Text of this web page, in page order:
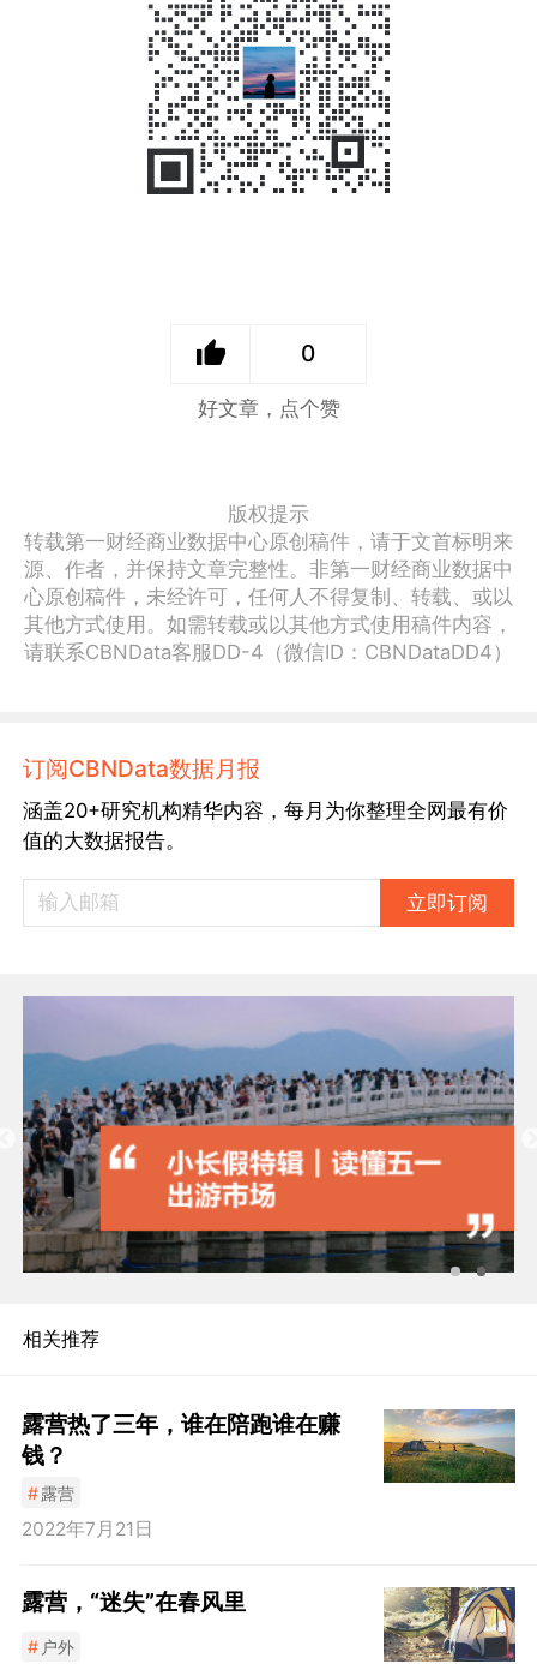
0
好文章，点个赞
版权提示
转载第一财经商业数据中心原创稿件，请于文首标明来
源、作者，并保持文章完整性。非第一财经商业数据中
心原创稿件，未经许可，任何人不得复制、转载、或以
其他方式使用。如需转载或以其他方式使用稿件内容，
请联系CBNData客服DD-4（微信ID：CBNDataDD4）
订阅CBNData数据月报
涵盖20+研究机构精华内容，每月为你整理全网最有价
值的大数据报告。
立即订阅
相关推荐
露营热了三年，谁在陪跑谁在赚
钱？
#露营
2022年7月21日
露营，“迷失”在春风里
# 户外